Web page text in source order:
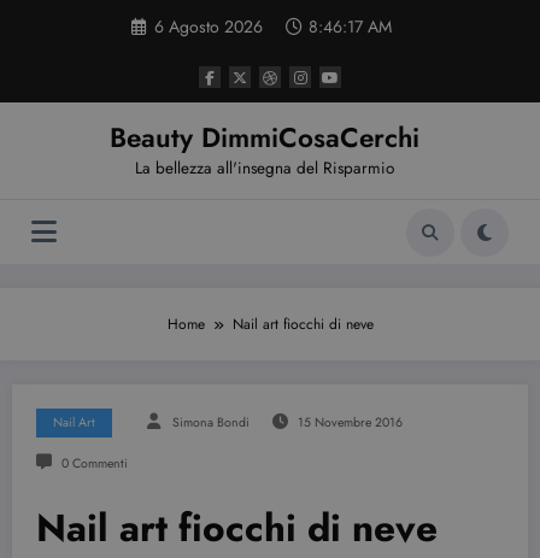
6 Agosto 2026 8:46:17 AM
Beauty DimmiCosaCerchi
La bellezza all'insegna del Risparmio
Home Nail art fiocchi di neve
Nail Art Simona Bondi 15 Novembre 2016
0 Commenti
Nail art fiocchi di neve